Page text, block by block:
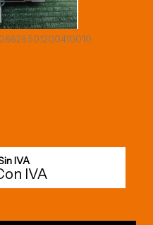
501200410010
IVA
IVA